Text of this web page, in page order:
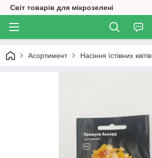
Світ товарів для мікрозелені
Асортимент Насіння їстівних квітів